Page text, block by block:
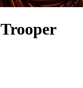
Trooper